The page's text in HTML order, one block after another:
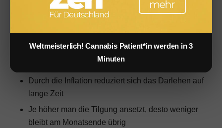
und denkst, große Summen helfen dir dabei? Das ist
leider falsch. Hier unser Tipp: Vereinbare bei der
Durch die Inflation reduziert sich das Darlehen auf
lange Zeit
Je höher man die Tilgung ansetzt, desto weniger
bleibt am Monatsende übrig
Weltmeisterlich! Cannabis Patient*in werden in 3
Minuten